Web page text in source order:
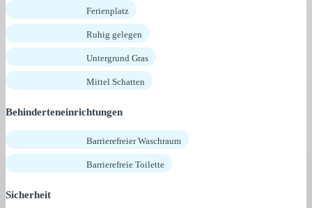
Ferienplatz
Ruhig gelegen
Untergrund Gras
Mittel Schatten
Behinderteneinrichtungen
Barrierefreier Waschraum
Barrierefreie Toilette
Sicherheit